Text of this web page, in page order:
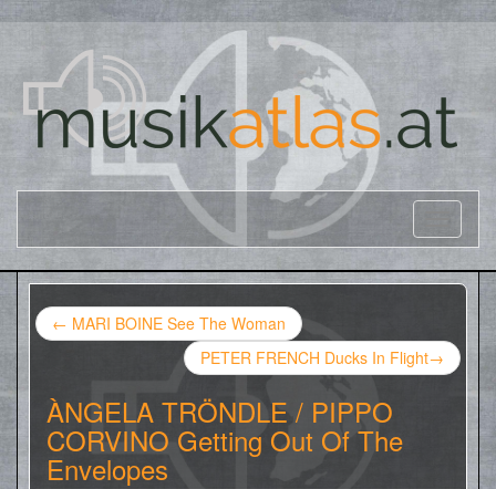
← MARI BOINE See The Woman
PETER FRENCH Ducks In Flight→
ÀNGELA TRÖNDLE / PIPPO
CORVINO Getting Out Of The
Envelopes